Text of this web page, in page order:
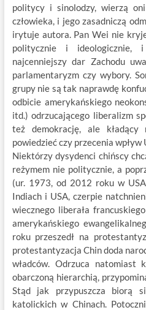
politycy i sinolodzy, wierzą
człowieka, i jego zasadniczą
irytuje autora. Pan Wei nie
politycznie i ideologicznie,
najcenniejszy dar Zachodu
parlamentaryzm czy wybory.
grupy nie są tak naprawdę
odbicie amerykańskiego
itd.) odrzucającego liberalizm
też demokrację, ale
powiedzieć czy przecenia wpływ
Niektórzy dysydenci chińscy
reżymem nie politycznie, a
(ur. 1973, od 2012 roku w
Indiach i USA, czerpie
wiecznego liberała
amerykańskiego
roku przeszedł na
protestantyzacja Chin doda
władców. Odrzuca natomiast
obarczoną hierarchią,
Stąd jak przypuszcza biorą
katolickich w Chinach.